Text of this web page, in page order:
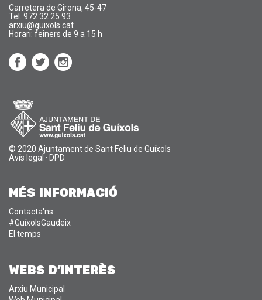
Carretera de Girona, 45-47
Tel. 972 32 25 93
arxiu@guixols.cat
Horari: feiners de 9 a 15 h
© 2020 Ajuntament de Sant Feliu de Guíxols
Avís legal · DPD
MÉS INFORMACIÓ
Contacta'ns
#GuíxolsGaudeix
El temps
WEBS D'INTERÈS
Arxiu Municipal